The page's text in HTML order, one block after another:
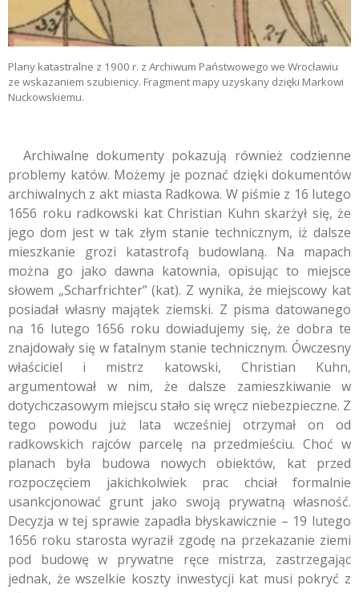
Plany katastralne z 1900 r. z Archiwum Państwowego we Wrocławiu
ze wskazaniem szubienicy. Fragment mapy uzyskany dzięki Markowi
Nuckowskiemu.
Archiwalne dokumenty pokazują również codzienne
problemy katów. Możemy je poznać dzięki dokumentów
archiwalnych z akt miasta Radkowa. W piśmie z 16 lutego
1656 roku radkowski kat Christian Kuhn skarżył się, że
jego dom jest w tak złym stanie technicznym, iż dalsze
mieszkanie grozi katastrofą budowlaną. Na mapach
można go jako dawna katownia, opisując to miejsce
słowem „Scharfrichter” (kat). Z wynika, że miejscowy kat
posiadał własny majątek ziemski. Z pisma datowanego
na 16 lutego 1656 roku dowiadujemy się, że dobra te
znajdowały się w fatalnym stanie technicznym. Ówczesny
właściciel i mistrz katowski, Christian Kuhn,
argumentował w nim, że dalsze zamieszkiwanie w
dotychczasowym miejscu stało się wręcz niebezpieczne. Z
tego powodu już lata wcześniej otrzymał on od
radkowskich rajców parcelę na przedmieściu. Choć w
planach była budowa nowych obiektów, kat przed
rozpoczęciem jakichkolwiek prac chciał formalnie
usankcjonować grunt jako swoją prywatną własność.
Decyzja w tej sprawie zapadła błyskawicznie – 19 lutego
1656 roku starosta wyraził zgodę na przekazanie ziemi
pod budowę w prywatne ręce mistrza, zastrzegając
jednak, że wszelkie koszty inwestycji kat musi pokryć z